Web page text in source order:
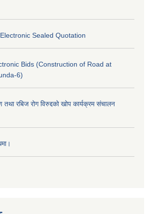
Sealed Quotation
Bids (Construction of Road at
6)
रबिज रोग विरुद्दको खोप कार्यक्रम संचालन